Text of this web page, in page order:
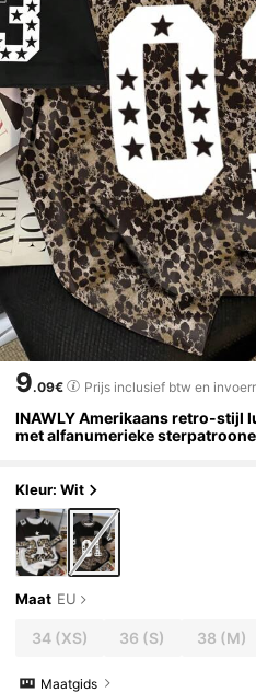
9.09€ Prijs inclusief btw en
INAWLY Amerikaans retro-stijl
met alfanumerieke
Kleur: Wit
Maat EU
34(XS) 36 (S) 38 (M)
Maatgids